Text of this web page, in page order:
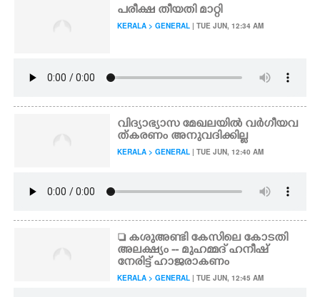
പരീക്ഷ തീയതി മാറ്റി
KERALA > GENERAL | TUE JUN, 12:34 AM
വിദ്യാഭ്യാസ മേഖലയിൽ വർഗീയവ
ത്കരണം അനുവദിക്കില്ല
KERALA > GENERAL | TUE JUN, 12:40 AM
 കശുഅണ്ടി കേസിലെ കോടതി
അലക്ഷ്യം -- മുഹമ്മദ് ഹനീഷ്
നേരിട്ട് ഹാജരാകണം
KERALA > GENERAL | TUE JUN, 12:45 AM